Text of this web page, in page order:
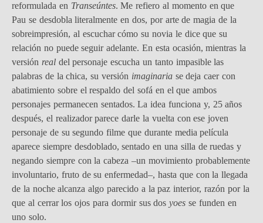
reformulada en Transeúntes. Me refiero al momento en que
Pau se desdobla literalmente en dos, por arte de magia de la
sobreimpresión, al escuchar cómo su novia le dice que su
relación no puede seguir adelante. En esta ocasión, mientras la
versión realdel personaje escucha un tanto impasible las
palabras de la chica, su versión imaginariase deja caer con
abatimiento sobre el respaldo del sofá en el que ambos
personajes permanecen sentados. La idea funciona y, 25 años
después, el realizador parece darle la vuelta con ese joven
personaje de su segundo filme que durante media película
aparece siempre desdoblado, sentado en una silla de ruedas y
negando siempre con la cabeza –un movimiento probablemente
involuntario, fruto de su enfermedad–, hasta que con la llegada
de la noche alcanza algo parecido a la paz interior, razón por la
que al cerrar los ojos para dormir sus dosyoes se funden en
uno solo.